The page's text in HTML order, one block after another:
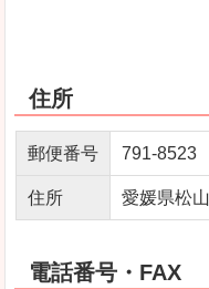
住所
郵便番号 791-8523
住所 愛媛県松
電話番号・FAX